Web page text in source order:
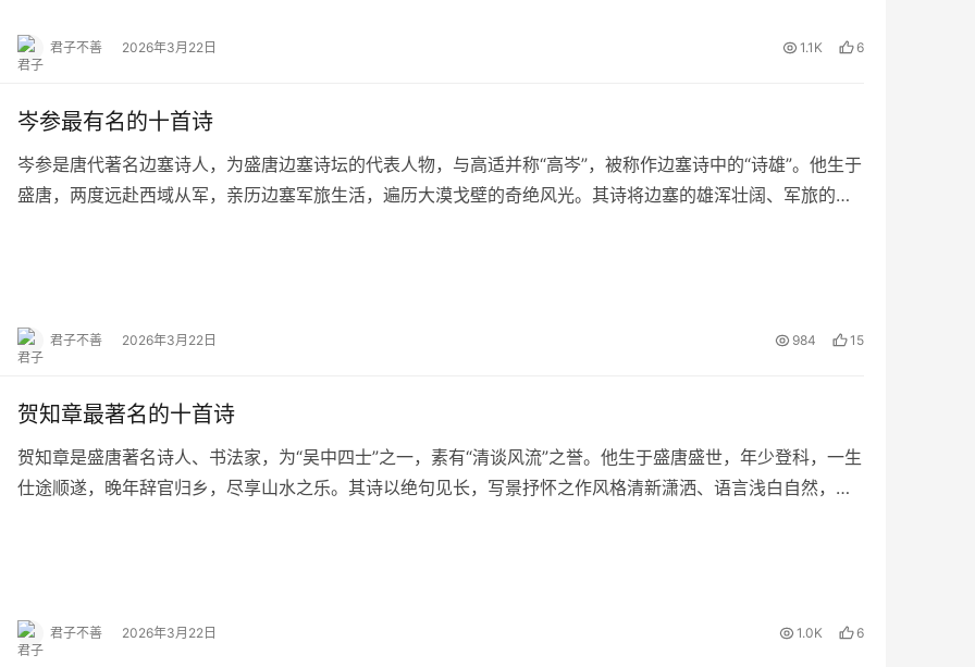
君子不善 2026年3月22日 1.1K 6
岑参最有名的十首诗
岑参是唐代著名边塞诗人，为盛唐边塞诗坛的代表人物，与高适并称“高岑”，被称作边塞诗中的“诗雄”。他生于
盛唐，两度远赴西域从军，亲历边塞军旅生活，遍历大漠戈壁的奇绝风光。其诗将边塞的雄浑壮阔、军旅的金
君子不善 2026年3月22日 984 15
贺知章最著名的十首诗
贺知章是盛唐著名诗人、书法家，为“吴中四士”之一，素有“清谈风流”之誉。他生于盛唐盛世，年少登科，一生
仕途顺遂，晚年辞官归乡，尽享山水之乐。其诗以绝句见长，写景抒怀之作风格清新潇洒、语言浅白自然，无
君子不善 2026年3月22日 1.0K 6